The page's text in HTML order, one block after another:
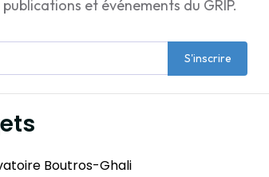
et événements du GRIP.
S'inscrire
Boutros-Ghali